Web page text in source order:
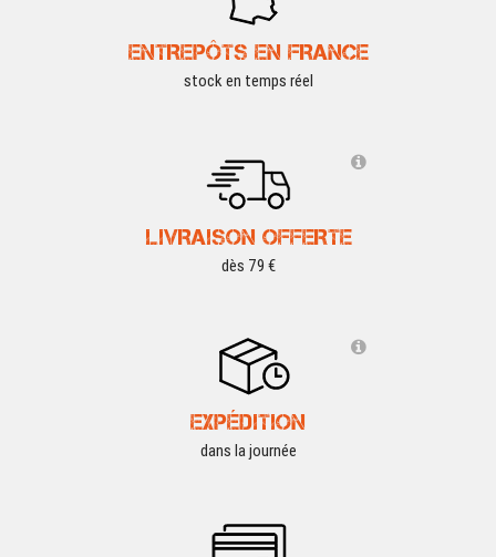
ENTREPÔTS EN FRANCE
stock en temps réel
LIVRAISON OFFERTE
dès 79 €
EXPÉDITION
dans la journée